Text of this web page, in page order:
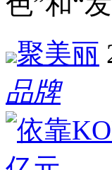
聚美丽
品牌